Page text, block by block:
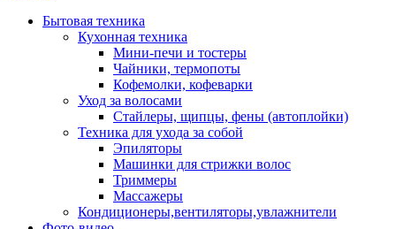
Бытовая техника
Кухонная техника
Мини-печи и тостеры
Чайники, термопоты
Кофемолки, кофеварки
Уход за волосами
Стайлеры, щипцы, фены (автоплойки)
Техника для ухода за собой
Эпиляторы
Машинки для стрижки волос
Триммеры
Массажеры
Кондиционеры,вентиляторы,увлажнители